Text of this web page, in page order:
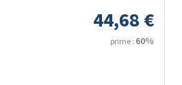
44,68 €
prime : 60%